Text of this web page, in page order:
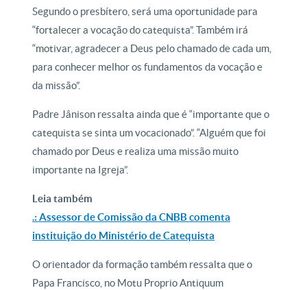
Segundo o presbítero, será uma oportunidade para
“fortalecer a vocação do catequista”. Também irá
“motivar, agradecer a Deus pelo chamado de cada um,
para conhecer melhor os fundamentos da vocação e
da missão”.
Padre Jânison ressalta ainda que é “importante que o
catequista se sinta um vocacionado”. “Alguém que foi
chamado por Deus e realiza uma missão muito
importante na Igreja”.
Leia também
.: Assessor de Comissão da CNBB comenta
instituição do Ministério de Catequista
O orientador da formação também ressalta que o
Papa Francisco, no Motu Proprio Antiquum